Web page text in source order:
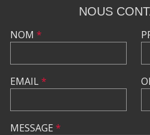
NOUS
NOM *
EMAIL*
MESSAGE *